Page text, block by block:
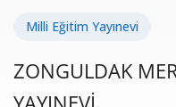
Milli Eğitim Yayınevi
ZONGULDAK